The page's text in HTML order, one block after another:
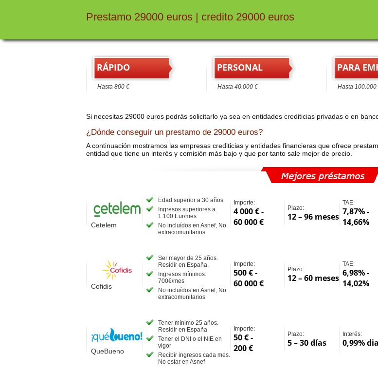
Prestamo 29000 euros | credito 29000 euros
RÁPIDO
Hasta 800 €
PERSONAL
Hasta 40.000 €
PARA
Hasta 100.000
Si necesitas 29000 euros podrás solicitarlo ya sea en entidades crediticias privadas o en
¿Dónde conseguir un prestamo de 29000 euros?
A continuación mostramos las empresas crediticias y entidades financieras que ofrece
entidad que tiene un interés y comisión más bajo y que por tanto sale mejor de precio.
Cetelem
Edad superior a 30 años
Ingresos superiores a
1.100 Eur/mes
No incluídos en Asnef, No
extracomunitarios
Importe:
4 000 € -
60 000 €
Plazo:
12 – 96 meses
TAE:
7,87% -
14,66%
Cofidis
Ser mayor de 25 años.
Residir en España.
Ingresos mínimos:
700€/mes
No incluídos en Asnef, No
extracomunitarios
Importe:
500 € -
60 000 €
Plazo:
12 – 60 meses
TAE:
6,98% -
14,02%
QueBueno
Tener mínimo 25 años.
Residir en España
Tener el DNI o el NIE en
vigor
Recibir ingresos cada mes.
No estar en Asnef
Importe:
50 € -
200 €
Plazo:
5 – 30 días
Interés:
0,99%